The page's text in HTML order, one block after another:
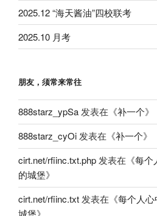
2025.12 “海天酱油”四校联考
2025.10 月考
朋友，须常来常往
888starz_ypSa发表在《补一个》
888starz_cyOi发表在《补一个》
cirt.net/rfiinc.txt.php发表在《每个
的城堡》
cirt.net/rfiinc.txt发表在《每个人
城堡》